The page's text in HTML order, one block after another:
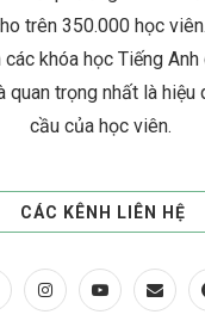
trên 350.000 học
khóa học Tiếng
quan trọng nhất là hiệu
cầu của học viên.
CÁC KÊNH LIÊN HỆ